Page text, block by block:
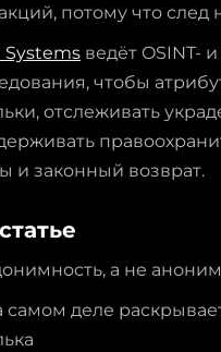
потому что след
Systems ведёт OSINT-
чтобы
отслеживать
и законный возврат.
а не
самом деле